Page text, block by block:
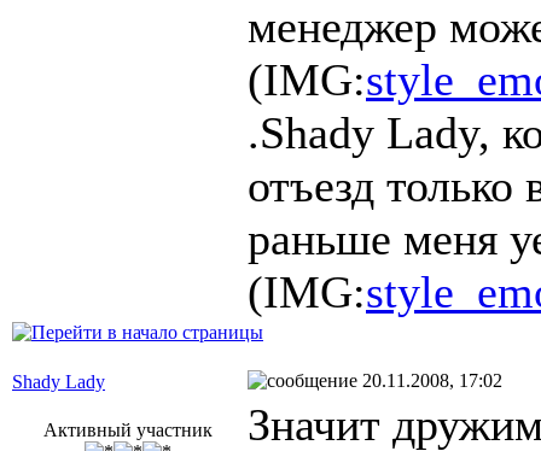
менеджер
(IMG:
.Shady Lady,
отъезд
раньше меня
(IMG:
Shady Lady 20.11.2008, 17:02
Активный участник
Значит